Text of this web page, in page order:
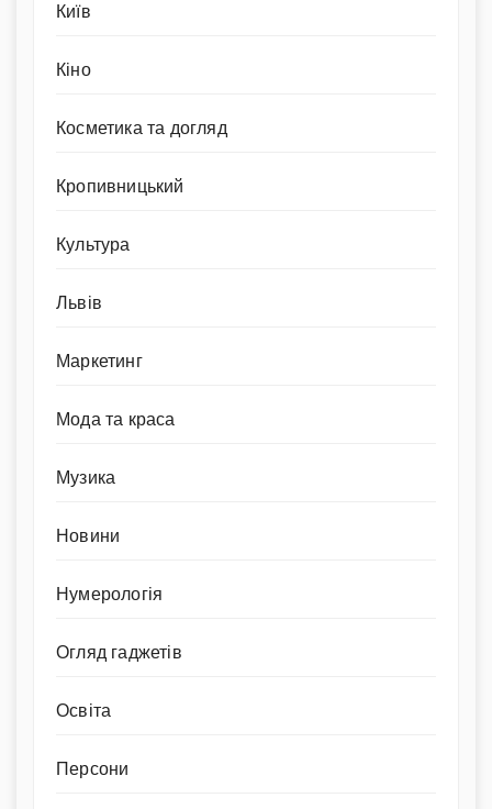
Київ
Кіно
Косметика та догляд
Кропивницький
Культура
Львів
Маркетинг
Мода та краса
Музика
Новини
Нумерологія
Огляд гаджетів
Освіта
Персони